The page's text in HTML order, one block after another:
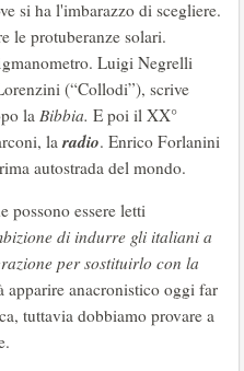
si ha l'imbarazzo di scegliere.
le protuberanze solari.
Luigi Negrelli
(“Collodi”), scrive
la Bibbia. E poi il XX°
laradio. Enrico Forlanini
autostrada del mondo.
possono essere letti
di indurre gli italiani a
per sostituirlo con la
apparire anacronistico oggi far
tuttavia dobbiamo provare a